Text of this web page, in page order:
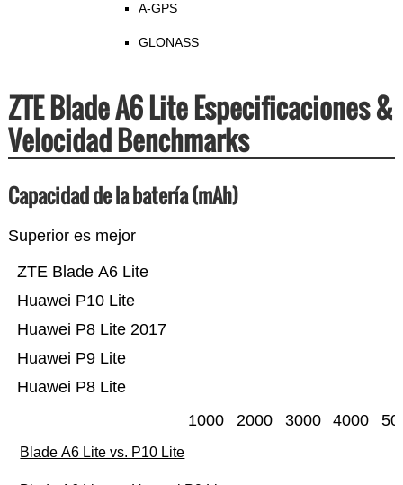
A-GPS
GLONASS
ZTE Blade A6 Lite Especificaciones &
Velocidad Benchmarks
Capacidad de la batería (mAh)
Superior es mejor
Huawei P8 Lite
Huawei P9 Lite
Huawei P8 Lite 2017
Huawei P10 Lite
ZTE Blade A6 Lite
1000 2000 3000 4000
Blade A6 Lite vs. P10 Lite